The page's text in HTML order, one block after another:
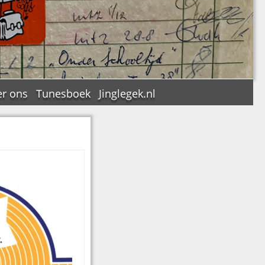
ons Tunesboek Jinglegek.nl